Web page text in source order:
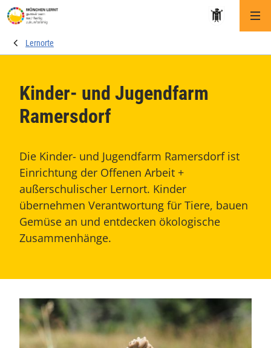
Lernorte
Kinder- und Jugendfarm
Ramersdorf
Die Kinder- und Jugendfarm Ramersdorf ist
Einrichtung der Offenen Arbeit +
außerschulischer Lernort. Kinder
übernehmen Verantwortung für Tiere, bauen
Gemüse an und entdecken ökologische
Zusammenhänge.